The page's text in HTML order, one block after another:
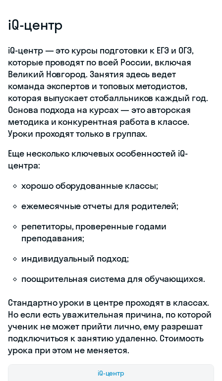
подготовки, но без
лишнего стресса. О
заботятся не только
преподаватели — у
каждой группы
есть свой
наставник-бадди.
Он всегда рядом:
поддержит и
подскажет, как
спасаться от
тревоги до
экзамена, во время
и после него.
Мы гарантируем,
экзамена на 240+
баллов. А если не
деньги. Это не
просто слова — все
закреплено в
договоре.
Также в Skysmart
есть полностью
индивидуальные
программы. Одна